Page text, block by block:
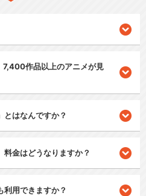
作品以上のアニメが見
とはなんですか？
料金はどうなりますか？
利用できますか？